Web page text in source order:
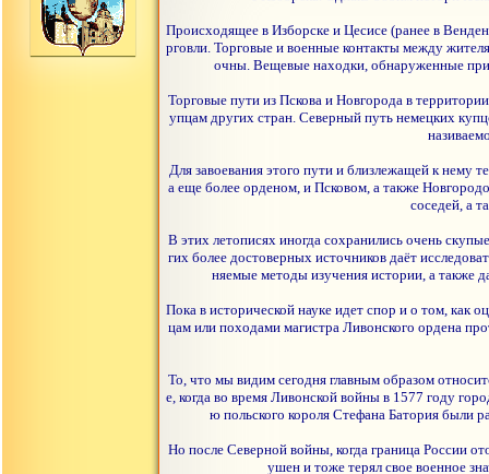
Происходящее в Изборске и Цесисе (ранее в
рговли. Торговые и военные контакты между
очны. Вещевые находки, обнаруженные при
Торговые пути из Пскова и Новгорода в
упцам других стран. Северный путь немецких
Для завоевания этого пути и близлежащей к нему
а еще более орденом, и Псковом, а также
соседей, а
В этих летописях иногда сохранились очень
гих более достоверных источников даёт
няемые методы изучения истории, а также
Пока в исторической науке идет спор и о том, как
цам или походами магистра Ливонского ордена
То, что мы видим сегодня главным образом
е, когда во время Ливонской войны в 1577 году
ю польского короля Стефана Батория были
Но после Северной войны, когда граница России
ушен и тоже терял свое военное